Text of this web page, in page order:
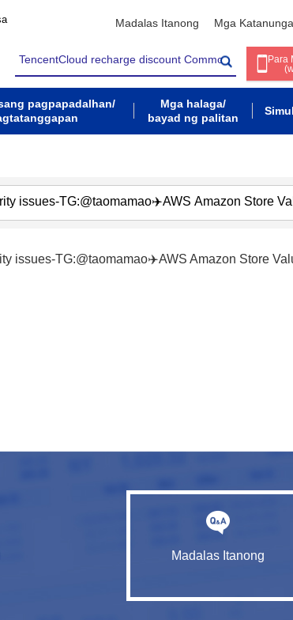
Madalas Itanong Mga
Para
pagpapadalhan/
Mga halaga/
bayad ng palitan
issues-TG:@taomamao✈️AWS Amazon Store
Madalas Itanong